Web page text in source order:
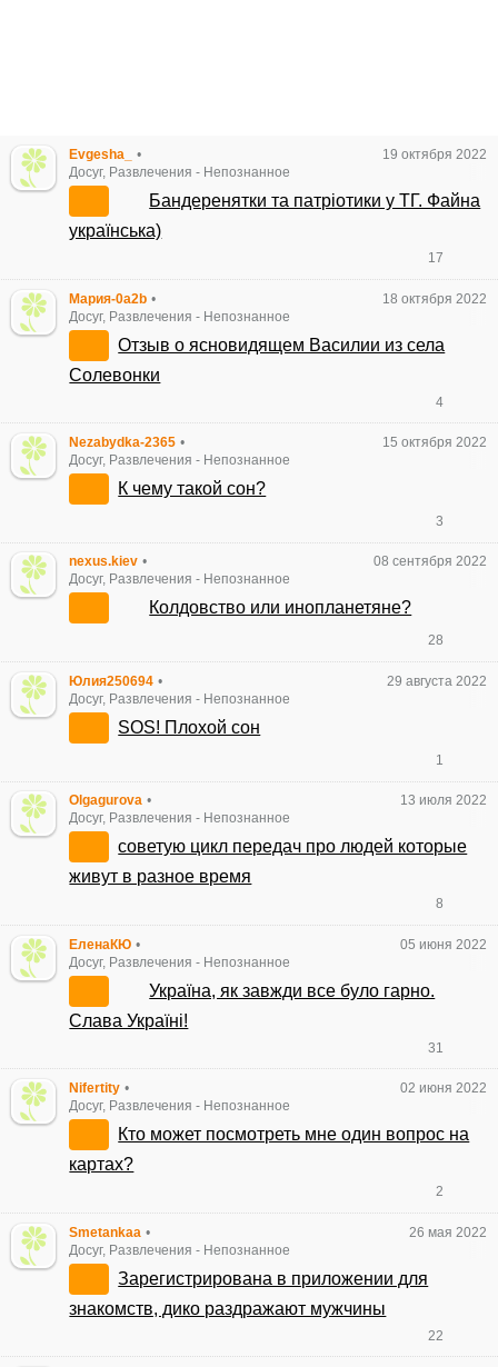
Evgesha_ •
19 октября 2022
Досуг, Развлечения - Непознанное
Бандеренятки та патріотики у ТГ. Файна
українська)
17
Мария-0a2b •
18 октября 2022
Досуг, Развлечения - Непознанное
Отзыв о ясновидящем Василии из села
Солевонки
4
Nezabydka-2365 •
15 октября 2022
Досуг, Развлечения - Непознанное
К чему такой сон?
3
nexus.kiev •
08 сентября 2022
Досуг, Развлечения - Непознанное
Колдовство или инопланетяне?
28
Юлия250694 •
29 августа 2022
Досуг, Развлечения - Непознанное
SOS! Плохой сон
1
Olgagurova •
13 июля 2022
Досуг, Развлечения - Непознанное
советую цикл передач про людей которые
живут в разное время
8
ЕленаКЮ •
05 июня 2022
Досуг, Развлечения - Непознанное
Украïна, як завжди все було гарно.
Слава Украïнi!
31
Nifertity •
02 июня 2022
Досуг, Развлечения - Непознанное
Кто может посмотреть мне один вопрос на
картах?
2
Smetankaa •
26 мая 2022
Досуг, Развлечения - Непознанное
Зарегистрирована в приложении для
знакомств, дико раздражают мужчины
22